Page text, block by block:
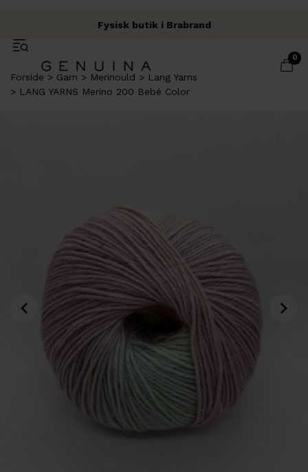
Fri fragt over 500 kr.
Fysisk butik i Brabrand
Garn & Håndværk
0
Forside Garn Merinould
Lang Yarns
LANG YARNS Merino 200 Bebé Color